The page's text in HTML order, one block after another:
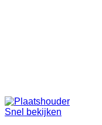
Snel bekijken